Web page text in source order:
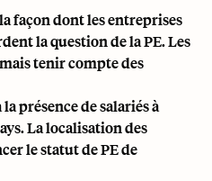
façon dont les entreprises
la question de la PE. Les
tenir compte des
présence de salariés à
La localisation des
le statut de PE de